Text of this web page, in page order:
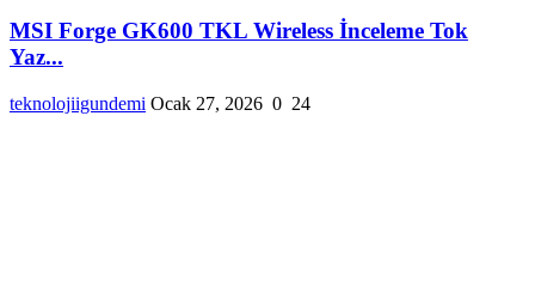
MSI Forge GK600 TKL Wireless İnceleme Tok
Yaz...
teknolojiigundemi Ocak 27, 2026 0 24